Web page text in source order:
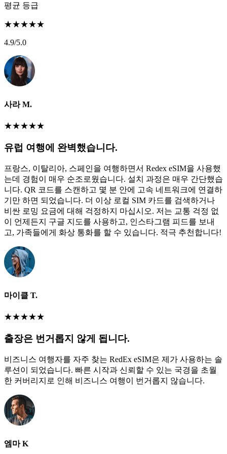
평균 등급
★★★★★
4.9/5.0
사라 M.
★★★★★
유럽 여행에 완벽했습니다.
프랑스, 이탈리아, 스페인을 여행하면서 Redex eSIM을 사용했
는데 경험이 매우 순조로웠습니다. 설치 과정은 매우 간단했습
니다. QR 코드를 스캔하고 몇 분 안에 고속 네트워크에 연결하
기만 하면 되었습니다. 더 이상 로컬 SIM 카드를 검색하거나
비싼 로밍 요금에 대해 걱정하지 마십시오. 저는 교통 걱정 없
이 언제든지 구글 지도를 사용하고, 인스타그램 피드를 보내
고, 가족들에게 화상 통화를 할 수 있습니다. 적극 추천합니다!
마이클 T.
★★★★★
출장은 번거롭지 않게 됩니다.
비즈니스 여행자를 자주 찾는 RedEx eSIM은 제가 사용하는 솔
루션이 되었습니다. 빠른 시작과 신뢰할 수 있는 국경을 초월
한 커버리지로 인해 비즈니스 여행이 번거롭지 않습니다.
엠마 K